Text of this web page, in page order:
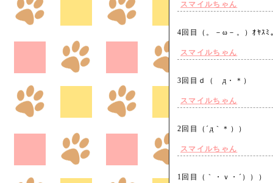
スマイルちゃん
4回目（。－ω－。）ｵﾔ
スマイルちゃん
3回目ｄ（ゝд・＊）
スマイルちゃん
2回目（´д｀＊））
スマイルちゃん
1回目（｀・ｖ・´））